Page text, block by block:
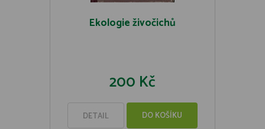
Ekologie živočichů
200 Kč
DETAIL DO KOŠÍKU